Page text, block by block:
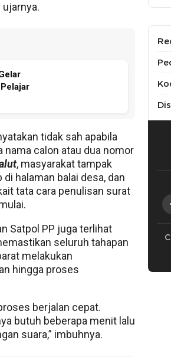
ujarnya.
tidak sah apabila
nama calon atau dua nomor
, masyarakat tampak
halaman balai desa, dan
tata cara penulisan surat
Satpol PP juga terlihat
seluruh tahapan
melakukan
hingga proses
berjalan cepat.
butuh beberapa menit lalu
suara,” imbuhnya.